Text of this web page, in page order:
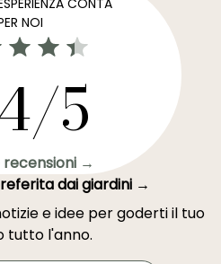
CONTA
NOI
5
→
dai giardini →
e idee per goderti il tuo
tutto l'anno.